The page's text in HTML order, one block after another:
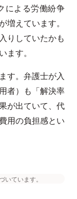
による労働紛争
えています。
りしていたかも
ます。
す。弁護士が入
者）も「解決率
が出ていて、代
用の負担感とい
いています。